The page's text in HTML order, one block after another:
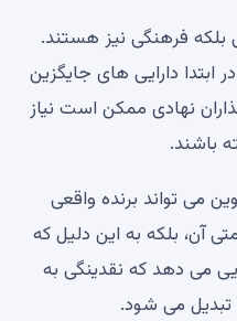
بلکه فرهنگی نیز هستند.
دارایی های جایگزین
نهادی ممکن است نیاز
باشند.
می تواند برنده واقعی
آن، بلکه به این دلیل که
می دهد که نقدینگی به
می شود.